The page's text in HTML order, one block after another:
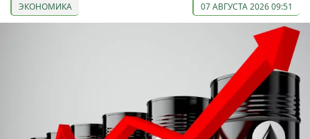
ЭКОНОМИКА 07 АВГУСТА 2026 09:51